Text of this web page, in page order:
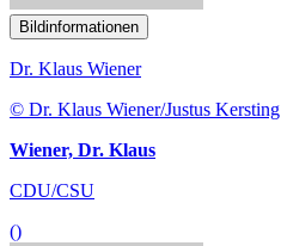
Bildinformationen
Dr. Klaus Wiener
© Dr. Klaus Wiener/Justus Kersting
Wiener, Dr. Klaus
CDU/CSU
()